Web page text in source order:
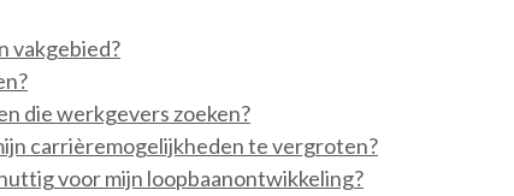
vakgebied?
die werkgevers zoeken?
carrièremogelijkheden te vergroten?
voor mijn loopbaanontwikkeling?